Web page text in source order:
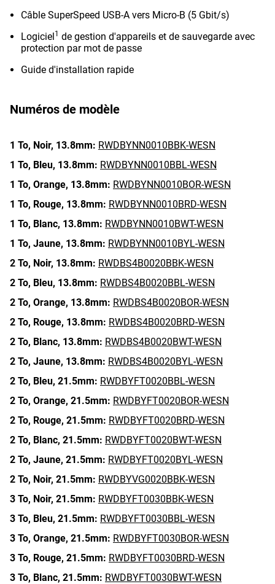
Câble SuperSpeed ​​​​USB-A vers Micro-B (5 Gbit/s)
Logiciel1 de gestion d'appareils et de sauvegarde avec
protection par mot de passe
Guide d'installation rapide
Numéros de modèle
1 To, Noir, 13.8mm: RWDBYNN0010BBK-WESN
1 To, Bleu, 13.8mm: RWDBYNN0010BBL-WESN
1 To, Orange, 13.8mm: RWDBYNN0010BOR-WESN
1 To, Rouge, 13.8mm: RWDBYNN0010BRD-WESN
1 To, Blanc, 13.8mm: RWDBYNN0010BWT-WESN
1 To, Jaune, 13.8mm: RWDBYNN0010BYL-WESN
2 To, Noir, 13.8mm: RWDBS4B0020BBK-WESN
2 To, Bleu, 13.8mm: RWDBS4B0020BBL-WESN
2 To, Orange, 13.8mm: RWDBS4B0020BOR-WESN
2 To, Rouge, 13.8mm: RWDBS4B0020BRD-WESN
2 To, Blanc, 13.8mm: RWDBS4B0020BWT-WESN
2 To, Jaune, 13.8mm: RWDBS4B0020BYL-WESN
2 To, Bleu, 21.5mm: RWDBYFT0020BBL-WESN
2 To, Orange, 21.5mm: RWDBYFT0020BOR-WESN
2 To, Rouge, 21.5mm: RWDBYFT0020BRD-WESN
2 To, Blanc, 21.5mm: RWDBYFT0020BWT-WESN
2 To, Jaune, 21.5mm: RWDBYFT0020BYL-WESN
2 To, Noir, 21.5mm: RWDBYVG0020BBK-WESN
3 To, Noir, 21.5mm: RWDBYFT0030BBK-WESN
3 To, Bleu, 21.5mm: RWDBYFT0030BBL-WESN
3 To, Orange, 21.5mm: RWDBYFT0030BOR-WESN
3 To, Rouge, 21.5mm: RWDBYFT0030BRD-WESN
3 To, Blanc, 21.5mm: RWDBYFT0030BWT-WESN